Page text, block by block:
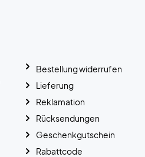
Bestellung widerrufen
Lieferung
Reklamation
Rücksendungen
Geschenkgutschein
Rabattcode